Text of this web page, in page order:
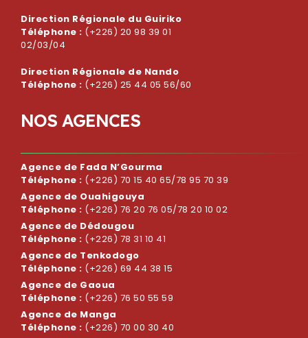
Direction Régionale du Guiriko
Téléphone : (+226) 20 98 39 01
02/03/04
Direction Régionale de Nando
Téléphone : (+226) 25 44 05 56/60
NOS AGENCES
Agence de Fada N’Gourma
Téléphone : (+226) 70 15 40 65/78 95 70 39
Agence de Ouahigouya
Téléphone : (+226) 76 20 76 05/78 20 10 02
Agence de Dédougou
Téléphone : (+226) 78 31 10 41
Agence de Tenkodogo
Téléphone : (+226) 69 44 38 15
Agence de Gaoua
Téléphone : (+226) 76 50 55 59
Agence de Manga
Téléphone : (+226) 70 00 30 40